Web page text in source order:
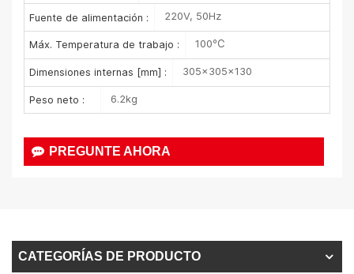
Fuente de alimentación : 220V, 50Hz
Máx. Temperatura de trabajo : 100℃
Dimensiones internas [mm] : 305×305×130
Peso neto : 6.2kg
PREGUNTE AHORA
CATEGORÍAS DE PRODUCTO